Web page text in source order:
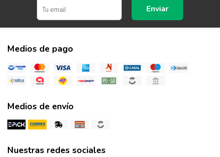
Enviar
Medios de pago
Medios de envío
Nuestras redes sociales